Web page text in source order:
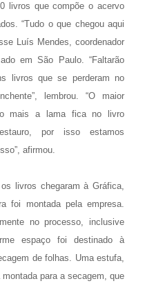
livros que compõe o acervo
“Tudo o que chegou aqui
Luís Mendes, coordenador
em São Paulo. “Faltarão
livros que se perderam no
lembrou. “O maior
mais a lama fica no livro
por isso estamos
afirmou.
livros chegaram à Gráfica,
foi montada pela empresa.
no processo, inclusive
espaço foi destinado à
de folhas. Uma estufa,
para a secagem, que